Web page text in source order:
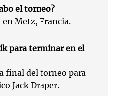
el torneo?
en Metz, Francia.
para terminar en el
final del torneo para
Jack Draper.